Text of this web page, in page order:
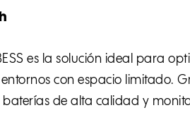
es la solución ideal para
con espacio limitado.
de alta calidad y